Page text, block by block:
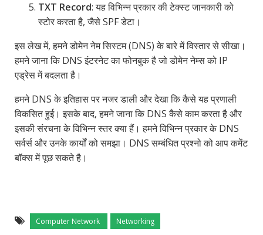
TXT Record: यह विभिन्न प्रकार की टेक्स्ट जानकारी को
स्टोर करता है, जैसे SPF डेटा।
इस लेख में, हमने डोमेन नेम सिस्टम (DNS) के बारे में विस्तार से सीखा।
हमने जाना कि DNS इंटरनेट का फोनबुक है जो डोमेन नेम्स को IP
एड्रेस में बदलता है।
हमने DNS के इतिहास पर नजर डाली और देखा कि कैसे यह प्रणाली
विकसित हुई। इसके बाद, हमने जाना कि DNS कैसे काम करता है और
इसकी संरचना के विभिन्न स्तर क्या हैं। हमने विभिन्न प्रकार के DNS
सर्वर्स और उनके कार्यों को समझा। DNS सम्बंधित प्रश्नो को आप कमेंट
बॉक्स में पूछ सकते है।
Computer Network Networking